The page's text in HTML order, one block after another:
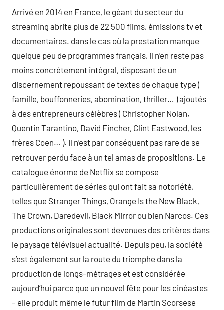
Arrivé en 2014 en France, le géant du secteur du
streaming abrite plus de 22 500 films, émissions tv et
documentaires. dans le cas où la prestation manque
quelque peu de programmes français, il n’en reste pas
moins concrètement intégral, disposant de un
discernement repoussant de textes de chaque type (
famille, bouffonneries, abomination, thriller… ) ajoutés
à des entrepreneurs célèbres ( Christopher Nolan,
Quentin Tarantino, David Fincher, Clint Eastwood, les
frères Coen… ). Il n’est par conséquent pas rare de se
retrouver perdu face à un tel amas de propositions. Le
catalogue énorme de Netflix se compose
particulièrement de séries qui ont fait sa notoriété,
telles que Stranger Things, Orange Is the New Black,
The Crown, Daredevil, Black Mirror ou bien Narcos. Ces
productions originales sont devenues des critères dans
le paysage télévisuel actualité. Depuis peu, la société
s’est également sur la route du triomphe dans la
production de longs-métrages et est considérée
aujourd’hui parce que un nouvel fête pour les cinéastes
– elle produit même le futur film de Martin Scorsese